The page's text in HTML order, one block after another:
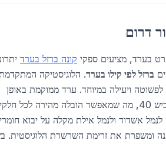
דרום
בערד, מציעים ספקי קונה ברזל בערד
ברזל לפי קילו בערד. הלוגיסטיקה
ויעילה במיוחד. ערד ממוקמת באופן
אסטרטגי קרוב לכביש 6 ולכביש 40, מה שמאפשר הובלה מהירה לכל
אשדוד ולנמל אילת מקלה על יבוא
ומשפרת את זרימת השרשרת הלוגיסטית.